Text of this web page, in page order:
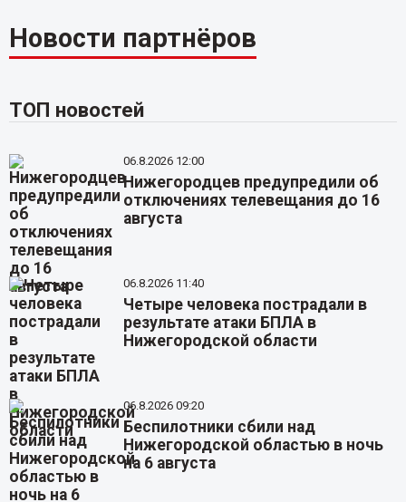
Новости партнёров
ТОП новостей
06.8.2026 12:00
Нижегородцев предупредили об
отключениях телевещания до 16
августа
06.8.2026 11:40
Четыре человека пострадали в
результате атаки БПЛА в
Нижегородской области
06.8.2026 09:20
Беспилотники сбили над
Нижегородской областью в ночь
на 6 августа